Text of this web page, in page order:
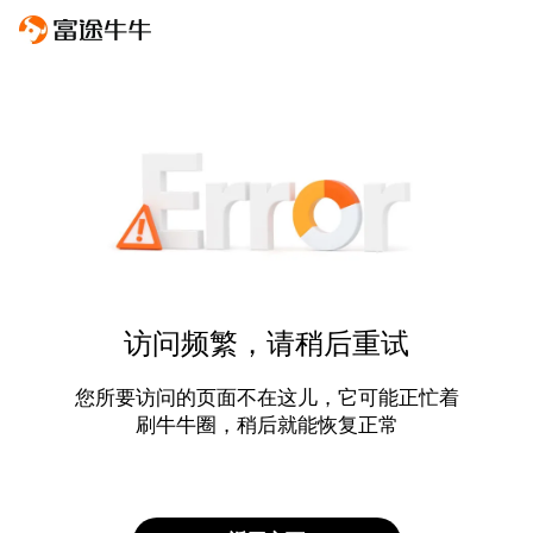
访问频繁，请稍后重试
您所要访问的页面不在这儿，它可能正忙着
刷牛牛圈，稍后就能恢复正常